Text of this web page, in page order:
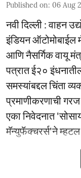
Published on: 06 Aug
नवी दिल्ली : वाहन
इंडियन ऑटोमोबाईल
आणि नैसर्गिक वायू
पत्रात ई२०
समस्यांबद्दल चिंता
प्रमाणीकरणाची
एका निवेदनात
मॅन्युफॅक्चरर्स'ने म्हटल